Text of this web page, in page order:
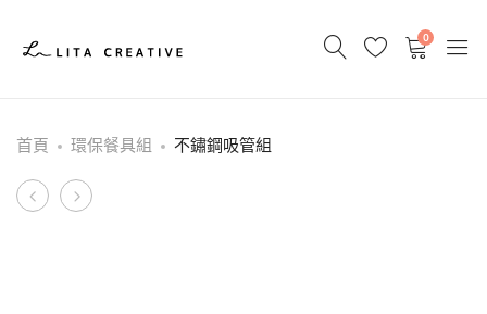
0
首頁 環保餐具組 不鏽鋼吸管組
Product
T-環